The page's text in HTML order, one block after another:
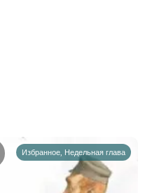
Избранное, Недельная глава